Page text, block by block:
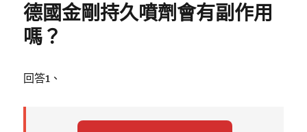
德國金剛持久噴劑會有副作用
嗎？
回答1、